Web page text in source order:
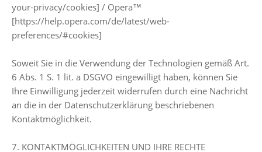
your-privacy/cookies] / Opera™
[https://help.opera.com/de/latest/web-
preferences/#cookies]
Soweit Sie in die Verwendung der Technologien gemäß Art.
6 Abs. 1 S. 1 lit. a DSGVO eingewilligt haben, können Sie
Ihre Einwilligung jederzeit widerrufen durch eine Nachricht
an die in der Datenschutzerklärung beschriebenen
Kontaktmöglichkeit.
7. KONTAKTMÖGLICHKEITEN UND IHRE RECHTE